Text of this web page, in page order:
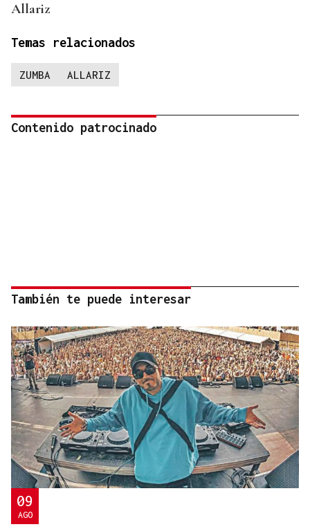
Allariz
Temas relacionados
ZUMBA ALLARIZ
Contenido patrocinado
También te puede interesar
09
AGO